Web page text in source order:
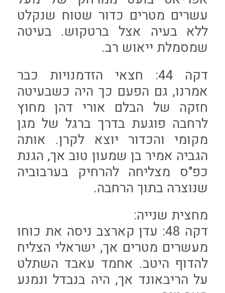
עשרים מטרים כדור שטוח שנקלט
ללא בעיה אצל ברטקוש. בעיטה
שמסמלת ייאוש רב.
דקה 44: חצאי הזדמנויות כבר
אמרנו, גם הפעם כך היה כשבעיטה
חזקה של הבלם אורי דהן מחוץ
לרחבה פוגעת בדרך ברגל של מגן
מקומי והכדור יוצא לקרן. אותה
הגביה אמיר בן שמעון טוב אך, הגנת
כפ"ס מצליחה להרחיק בערבוביה
שנוצרה בתוך הרחבה.
מחצית שנייה:
דקה 48: עדן קארצב ניסה את כוחו
מעשרים מטרים אך, ישראלי הצליח
להדוף היטב. אחמד עאבד השתלט
על הריבאונד אך, היה בנבדל ונמנע